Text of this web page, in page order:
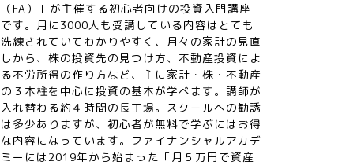
（FA）」が主催する初心者向けの投資入門講座
です。月に3000人も受講している内容はとても
洗練されていてわかりやすく、月々の家計の見直
しから、株の投資先の見つけ方、不動産投資によ
る不労所得の作り方など、主に家計・株・不動産
の３本柱を中心に投資の基本が学べます。講師が
入れ替わる約４時間の長丁場。スクールへの勧誘
は多少ありますが、初心者が無料で学ぶにはお得
な内容になっています。ファイナンシャルアカデ
ミーには2019年から始まった「月５万円で資産